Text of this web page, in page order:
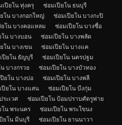
ปียโน ทุ่งครุ
ซ่อมเปียโน ธนบุรี
โน บางกอกใหญ่
ซ่อมเปียโน บางกะปิ
โน บางคอแหลม
ซ่อมเปียโน บางซื่อ
น บางบอน
ซ่อมเปียโน บางพลัด
โน บางเขน
ซ่อมเปียโน บางแค
ปียโน ธัญบุรี
ซ่อมเปียโน นครปฐม
บางกรวย
ซ่อมเปียโน บางบัวทอง
ยโน บางบ่อ
ซ่อมเปียโน บางพลี
ปียโน บางแสน
ซ่อมเปียโน บึงกุ่ม
ะเวศ
ซ่อมเปียโน ป้อมปราบศัตรูพ่าย
น พระนคร
ซ่อมเปียโน พระโขนง
ยโน มีนบุรี
ซ่อมเปียโน ยานนาวา